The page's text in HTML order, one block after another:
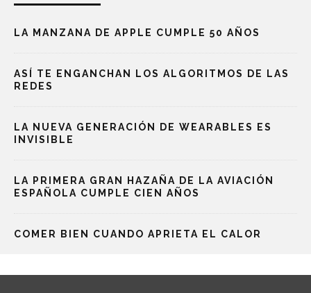
LA MANZANA DE APPLE CUMPLE 50 AÑOS
ASÍ TE ENGANCHAN LOS ALGORITMOS DE LAS
REDES
LA NUEVA GENERACIÓN DE WEARABLES ES
INVISIBLE
LA PRIMERA GRAN HAZAÑA DE LA AVIACIÓN
ESPAÑOLA CUMPLE CIEN AÑOS
COMER BIEN CUANDO APRIETA EL CALOR